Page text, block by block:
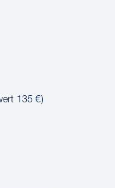
135 €)